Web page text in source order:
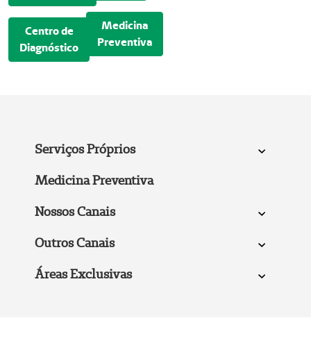
Centro de
Diagnóstico
Medicina
Preventiva
Serviços Próprios
Medicina Preventiva
Nossos Canais
Outros Canais
Áreas Exclusivas